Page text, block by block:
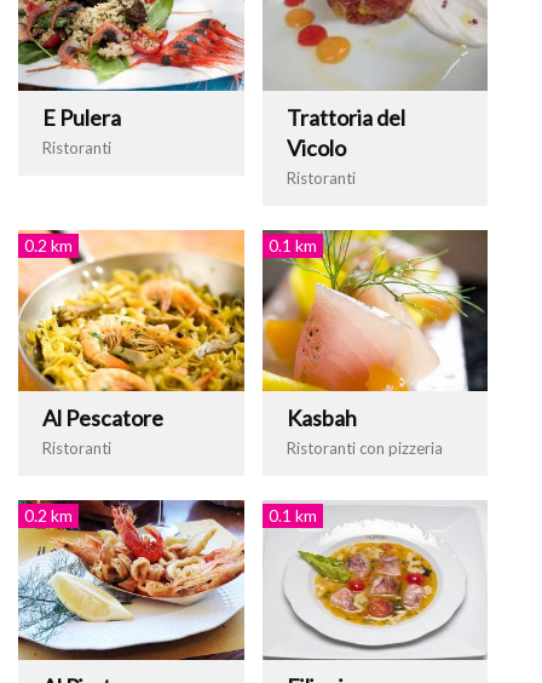
E Pulera
Ristoranti
Trattoria del
Vicolo
Ristoranti
0.2 km
Al Pescatore
Ristoranti
0.1 km
Kasbah
Ristoranti con pizzeria
0.2 km 0.1 km